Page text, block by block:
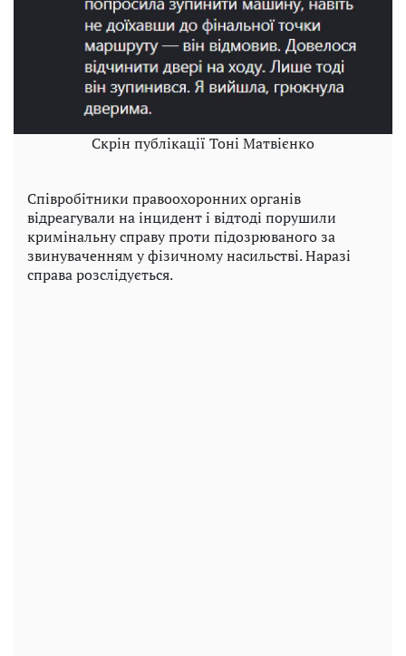
Скрін публікації Тоні Матвієнко
Співробітники правоохоронних органів
відреагували на інцидент і відтоді порушили
кримінальну справу проти підозрюваного за
звинуваченням у фізичному насильстві. Наразі
справа розслідується.